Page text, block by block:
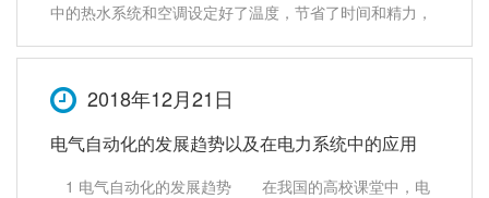
中的热水系统和空调设定好了温度，节省了时间和精力，
正在天津进行的第三届世界智能大会上，国家电网展区展
示了泛在电力物联网建设的先进理念、应
2018年12月21日
电气自动化的发展趋势以及在电力系统中的应用
1 电气自动化的发展趋势 在我国的高校课堂中，电